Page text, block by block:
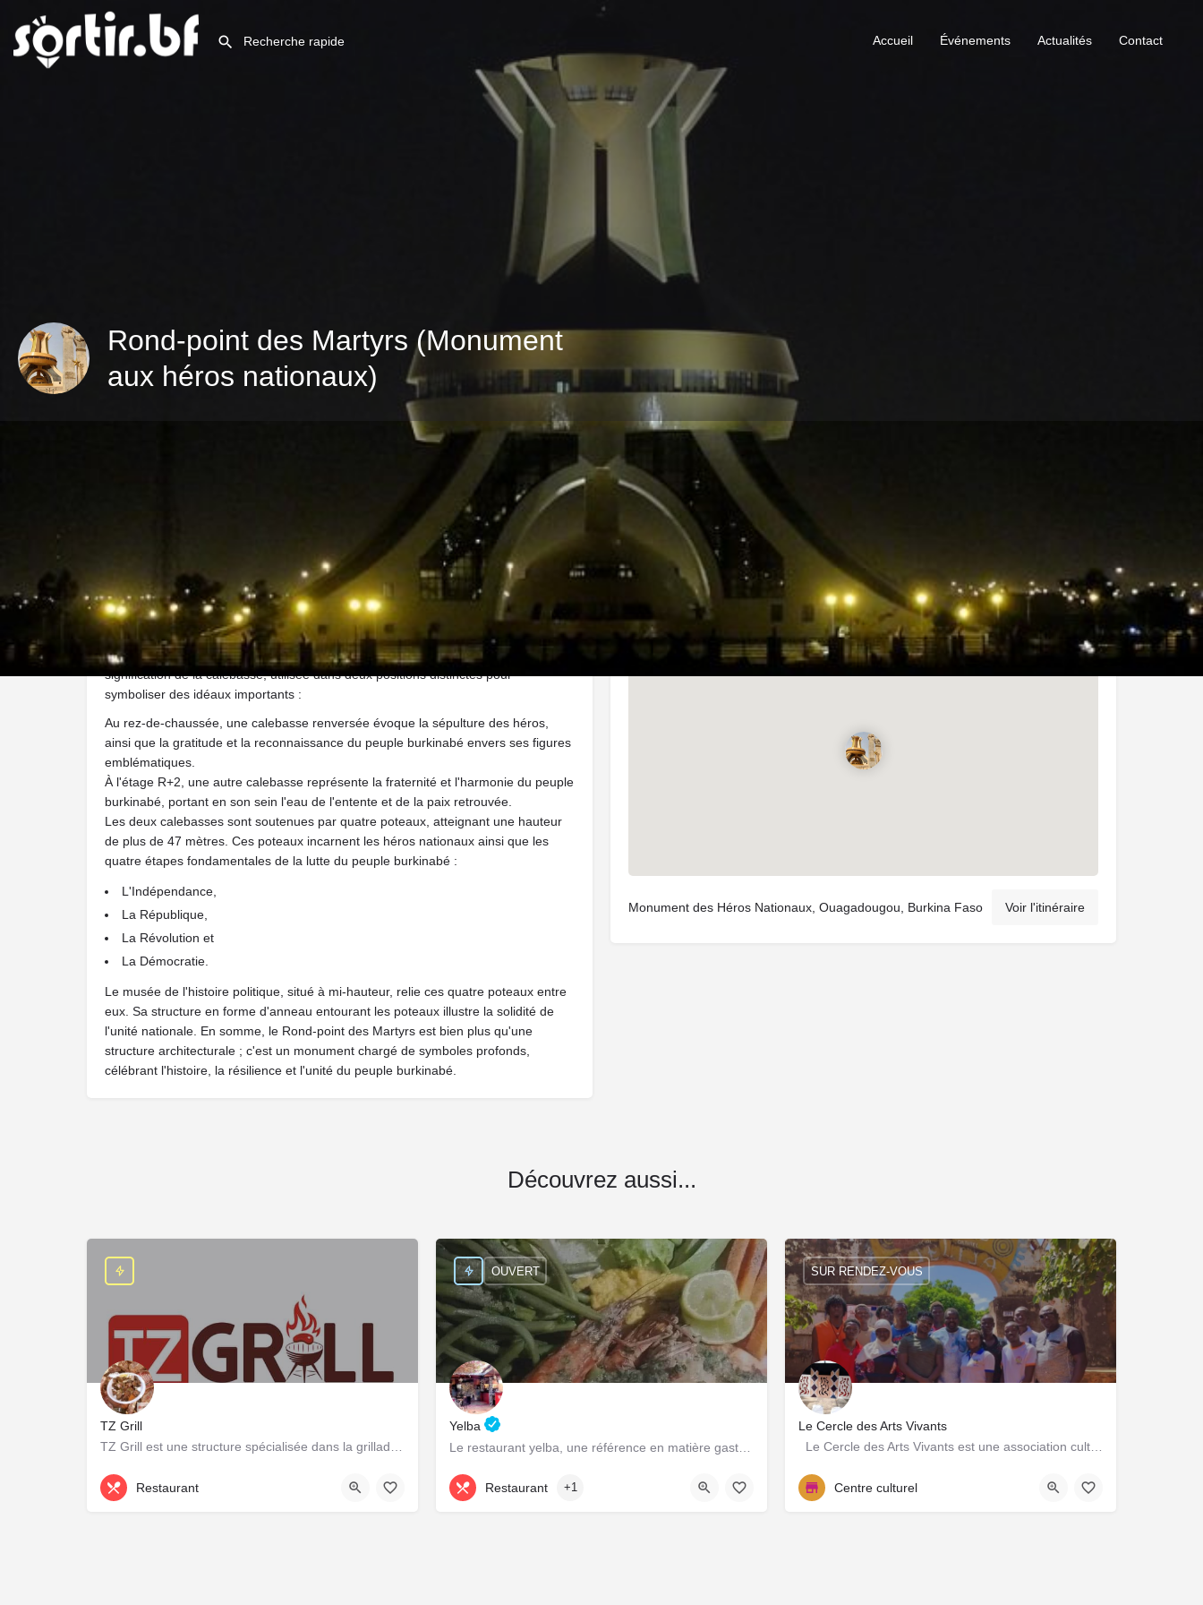
Accueil Événements Actualités Contact
Rond-point des Martyrs (Monument
aux héros nationaux)
Détails
Ajouter aux favoris Signaler un problème
Description
Le Rond-point des Martyrs à Ouagadougou, érigé en 2008, incarne profondément
les valeurs culturelles nationales du Burkina Faso. Ce monument tire sa
signification de la calebasse, utilisée dans deux positions distinctes pour
symboliser des idéaux importants :
Au rez-de-chaussée, une calebasse renversée évoque la sépulture des héros,
ainsi que la gratitude et la reconnaissance du peuple burkinabé envers ses figures
emblématiques.
À l'étage R+2, une autre calebasse représente la fraternité et l'harmonie du peuple
burkinabé, portant en son sein l'eau de l'entente et de la paix retrouvée.
Les deux calebasses sont soutenues par quatre poteaux, atteignant une hauteur
de plus de 47 mètres. Ces poteaux incarnent les héros nationaux ainsi que les
quatre étapes fondamentales de la lutte du peuple burkinabé :
L'Indépendance,
La République,
La Révolution et
La Démocratie.
Le musée de l'histoire politique, situé à mi-hauteur, relie ces quatre poteaux entre
eux. Sa structure en forme d'anneau entourant les poteaux illustre la solidité de
l'unité nationale. En somme, le Rond-point des Martyrs est bien plus qu'une
structure architecturale ; c'est un monument chargé de symboles profonds,
célébrant l'histoire, la résilience et l'unité du peuple burkinabé.
Emplacement
Monument des Héros Nationaux, Ouagadougou, Burkina Faso Voir l'itinéraire
Découvrez aussi...
TZ Grill
TZ Grill est une structure spécialisée dans la grillade du bétail et volailles local-es.
71 32 93 41
Restaurant
Yelba
Le restaurant yelba, une référence en matière gastronomique et culturelle!
+226 78 05 39 39
OUVERT
Restaurant +1
Le Cercle des Arts Vivants
Le Cercle des Arts Vivants est une association culturelle basée à Ouagadougou qui œuvre pour la…
+226 72 16 80 80
SUR RENDEZ-VOUS
Centre culturel